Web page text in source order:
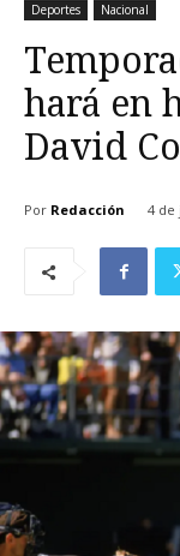
Deportes Nacional
hará en
David
Por Redacción 4 de